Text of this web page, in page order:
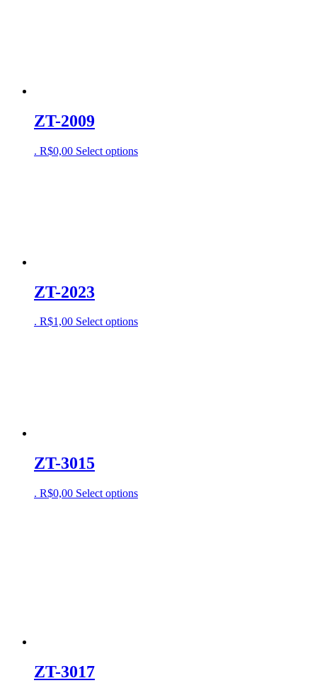
ZT-2009
. R$0,00 Select options
ZT-2023
. R$1,00 Select options
ZT-3015
. R$0,00 Select options
ZT-3017